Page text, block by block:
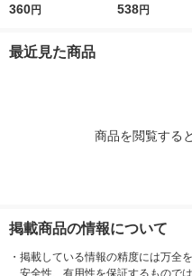
ちゃ 1個
360円
ミニ（3kg未満
538円
最近見た商品
商品を閲覧する
掲載商品の情報について
・ 掲載している情報の精度には万全